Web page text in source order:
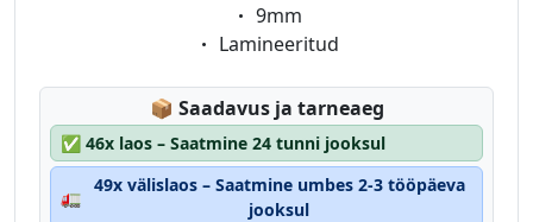
Eigenschaft:
9mm
Eigenschaft:
Lamineeritud
📦 Lagerstatus:
Saadavus ja tarneaeg
✅ 46x laos – Saatmine 24 tunni jooksul
🚛
49x välislaos – Saatmine umbes 2-3 tööpäeva
jooksul